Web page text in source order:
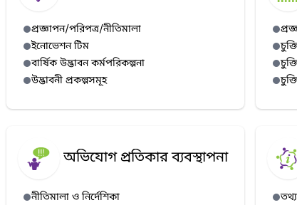
প্রজ্ঞাপন/পরিপত্র/নীতিমালা
ইনোভেশন টিম
বার্ষিক উদ্ভাবন কর্মপরিকল্পনা
উদ্ভাবনী প্রকল্পসমূহ
অভিযোগ প্রতিকার ব্যবস্থাপনা
নীতিমালা ও নির্দেশিকা